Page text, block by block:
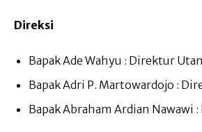
Direksi
Bapak Ade Wahyu : Direktur
Bapak Adri P. Martowardojo :
Bapak Abraham Ardian Nawawi